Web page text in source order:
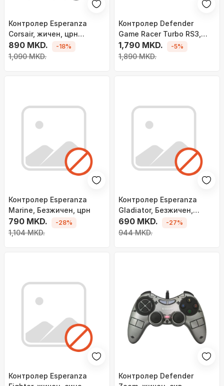
Контролер Esperanza
Corsair, жичен, црн
(EGG106R)
890 MKD.
1,090 MKD.
-18%
Контролер Defender
Game Racer Turbo RS3,
жичен, црн
1,790 MKD.
1,890 MKD.
-5%
Контролер Esperanza
Marine, Безжичен, црн
790 MKD.
1,104 MKD.
-28%
Контролер Esperanza
Gladiator, Безжичен,
зелен
690 MKD.
944 MKD.
-27%
Контролер Esperanza
Контролер Defender